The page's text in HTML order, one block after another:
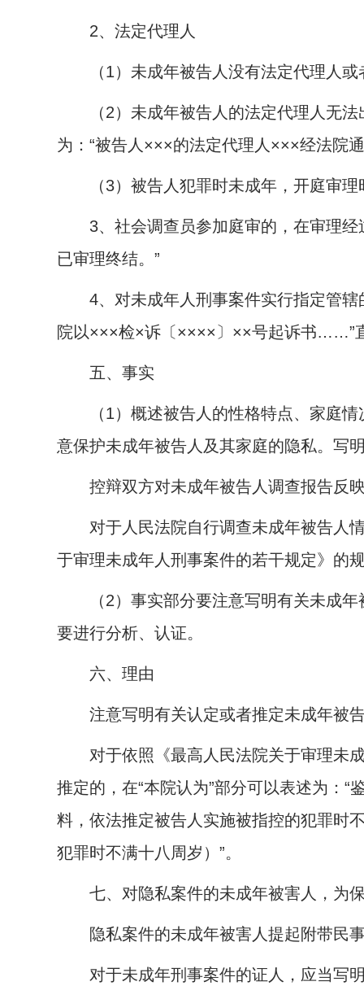
2、法定代理人
（1）未成年被告人没有法定代理人
（2）未成年被告人的法定代理人无
为：“被告人×××的法定代理人×××经法院
（3）被告人犯罪时未成年，开庭审
3、社会调查员参加庭审的，在审理
已审理终结。”
4、对未成年人刑事案件实行指定管
院以×××检×诉〔××××〕××号起诉书……”
五、事实
（1）概述被告人的性格特点、家庭
意保护未成年被告人及其家庭的隐私。写
控辩双方对未成年被告人调查报告反映
对于人民法院自行调查未成年被告人情
于审理未成年人刑事案件的若干规定》
（2）事实部分要注意写明有关未成
要进行分析、认证。
六、理由
注意写明有关认定或者推定未成年被告
对于依照《最高人民法院关于审理未成
推定的，在“本院认为”部分可以表述为：
料，依法推定被告人实施被指控的犯罪时
犯罪时不满十八周岁）”。
七、对隐私案件的未成年被害人，为保
隐私案件的未成年被害人提起附带民事
对于未成年刑事案件的证人，应当写